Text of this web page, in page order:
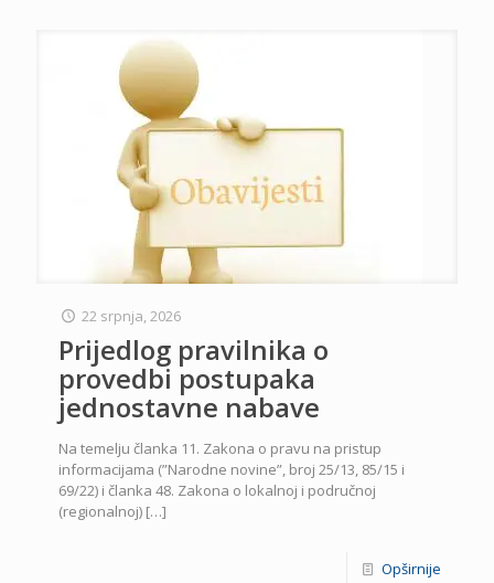
22 srpnja, 2026
Prijedlog pravilnika o
provedbi postupaka
jednostavne nabave
Na temelju članka 11. Zakona o pravu na pristup
informacijama (”Narodne novine”, broj 25/13, 85/15 i
69/22) i članka 48. Zakona o lokalnoj i područnoj
(regionalnoj) […]
Opširnije